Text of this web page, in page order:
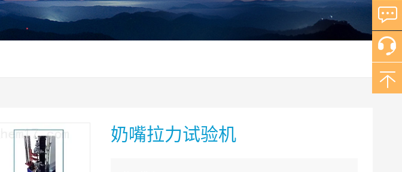
奶嘴拉力试验机